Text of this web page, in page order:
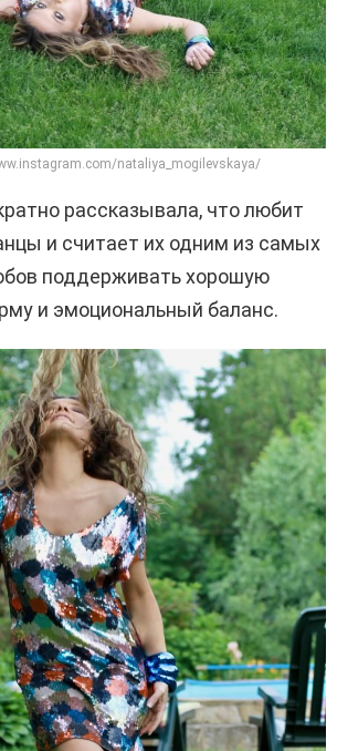
nataliya_mogilevskaya/
рассказывала, что любит
и считает их одним из самых
поддерживать хорошую
и эмоциональный баланс.